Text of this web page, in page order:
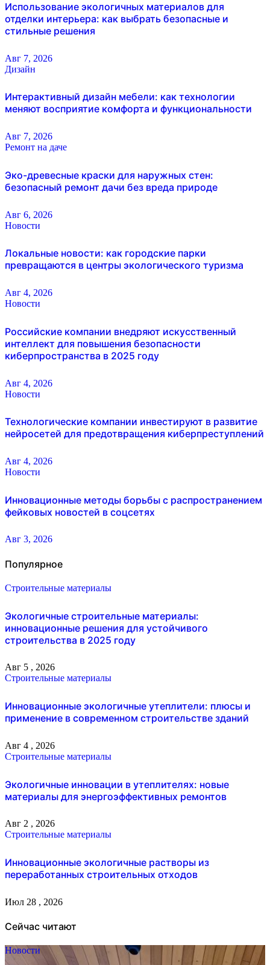
Использование экологичных материалов для
отделки интерьера: как выбрать безопасные и
стильные решения
Авг 7, 2026
Дизайн
Интерактивный дизайн мебели: как технологии
меняют восприятие комфорта и функциональности
Авг 7, 2026
Ремонт на даче
Эко-древесные краски для наружных стен:
безопасный ремонт дачи без вреда природе
Авг 6, 2026
Новости
Локальные новости: как городские парки
превращаются в центры экологического туризма
Авг 4, 2026
Новости
Российские компании внедряют искусственный
интеллект для повышения безопасности
киберпространства в 2025 году
Авг 4, 2026
Новости
Технологические компании инвестируют в развитие
нейросетей для предотвращения киберпреступлений
Авг 4, 2026
Новости
Инновационные методы борьбы с распространением
фейковых новостей в соцсетях
Авг 3, 2026
Популярное
Строительные материалы
Экологичные строительные материалы:
инновационные решения для устойчивого
строительства в 2025 году
Авг 5 , 2026
Строительные материалы
Инновационные экологичные утеплители: плюсы и
применение в современном строительстве зданий
Авг 4 , 2026
Строительные материалы
Экологичные инновации в утеплителях: новые
материалы для энергоэффективных ремонтов
Авг 2 , 2026
Строительные материалы
Инновационные экологичные растворы из
переработанных строительных отходов
Июл 28 , 2026
Сейчас читают
Новости